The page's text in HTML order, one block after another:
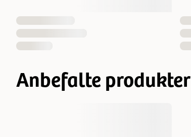
Anbefalte produkter